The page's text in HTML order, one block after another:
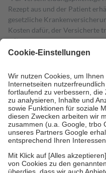
Rezept aus und der Patient
gesetzliche
Kosten dafür, der Versicherte
mit.
Grundsätzlich leisten
höchstens zehn Euro.
Es sind
Kosten der Leistung zu
Diese Regeln gelten
Bei Heilmitteln und häuslicher
Zuzahlung zehn Prozent der
Verordnung.
Um das Engagement der
stärken und die besondere
fallenkeine Zuzahlungenan bei:
• Kindern und Jugendlichen